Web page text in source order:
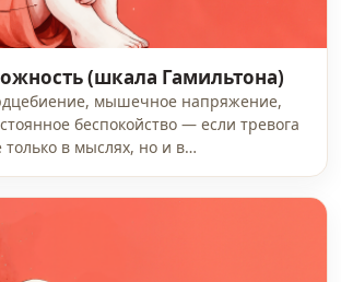
(шкала Гамильтона)
мышечное напряжение,
беспокойство — если тревога
только в мыслях, но и в…